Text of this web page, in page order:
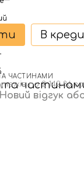
В
ЧАСТИНАМИ
по 2 142.86
Новий відгук